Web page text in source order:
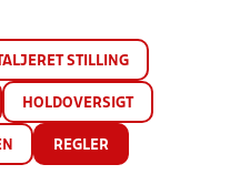
STILLING
HOLDOVERSIGT
REGLER